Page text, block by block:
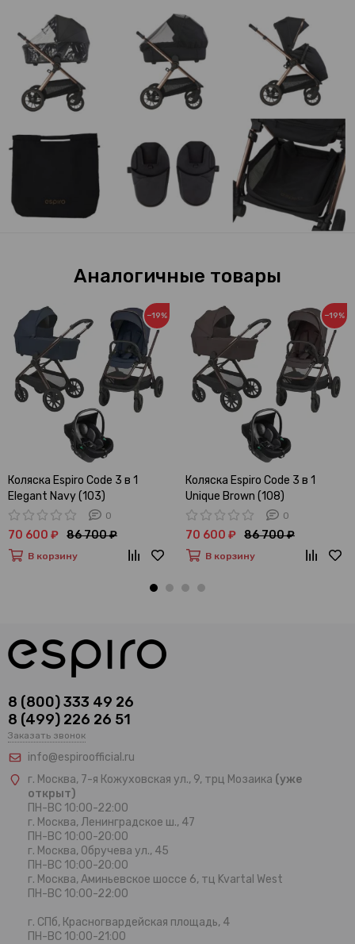
Аналогичные товары
−19%
Коляска Espiro Code 3 в 1
Elegant Navy (103)
0
70 600 ₽ 86 700 ₽
В корзину
−19%
Коляска Espiro Code 3 в 1
Unique Brown (108)
0
70 600 ₽ 86 700 ₽
В корзину
8 (800) 333 49 26
8 (499) 226 26 51
Заказать звонок
info@espiroofficial.ru
г. Москва, 7-я Кожуховская ул., 9, трц Мозаика (уже
открыт)
ПН-ВС 10:00-22:00
г. Москва, Ленинградское ш., 47
ПН-ВС 10:00-20:00
г. Москва, Обручева ул., 45
ПН-ВС 10:00-20:00
г. Москва, Аминьевское шоссе 6, тц Kvartal West
ПН-ВС 10:00-22:00
г. СПб, Красногвардейская площадь, 4
ПН-ВС 10:00-21:00